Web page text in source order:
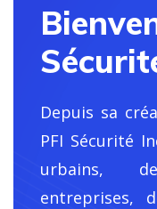
Depuis sa
PFI Sécurité
urbains,
entreprises,